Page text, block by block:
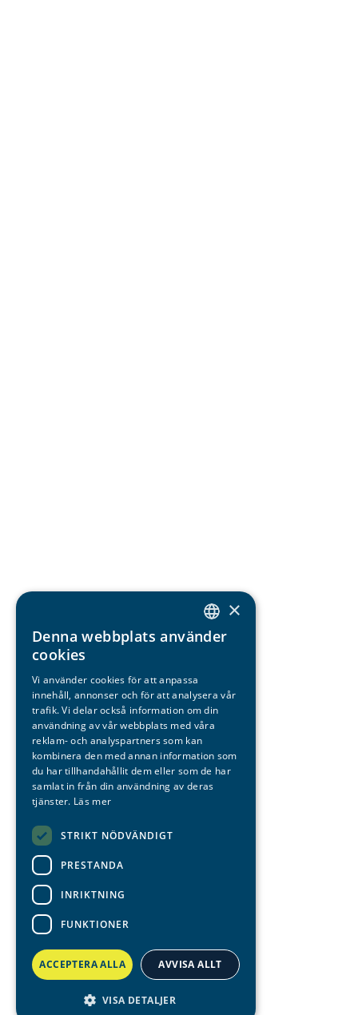
SWEDISH
POLISH
NORWEGIAN
ENGLISH
×
Denna webbplats använder
cookies
Vi använder cookies för att anpassa
innehåll, annonser och för att analysera vår
trafik. Vi delar också information om din
användning av vår webbplats med våra
reklam- och analyspartners som kan
kombinera den med annan information som
du har tillhandahållit dem eller som de har
samlat in från din användning av deras
tjänster. Läs mer
STRIKT NÖDVÄNDIGT
PRESTANDA
INRIKTNING
FUNKTIONER
ACCEPTERA ALLA AVVISA ALLT
VISA DETALJER